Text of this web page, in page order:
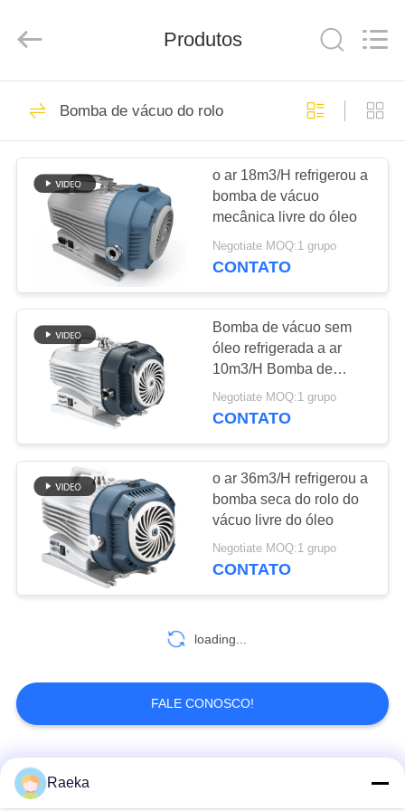
PARA
CASA
PRODUTOS
SOBRE
VISITA
FÁBRICA
CONTROLE
DE
QUALIDADE
CONTACTE-
NOS
SOLICITE UM
ORÇAMENTO
BAOSI
COMPRESSOR
Energy
Equipment
bomba de vácuo
giratória da aleta
Bomba de vácuo do
rolo
13
Bomba de vácuo
seca do parafuso
14
bomba de vácuo de
raizes
25
Produtos
Bomba de vácuo do rolo
o ar 18m3/H refrigerou a
bomba de vácuo
mecânica livre do óleo
Negotiate MOQ:1 grupo
CONTATO
Bomba de vácuo sem
óleo refrigerada a ar
10m3/H Bomba de
vácuo de rolagem seca
Negotiate MOQ:1 grupo
CONTATO
o ar 36m3/H refrigerou a
bomba seca do rolo do
vácuo livre do óleo
Negotiate MOQ:1 grupo
CONTATO
loading...
FALE CONOSCO!
Categorias populares
Raeka